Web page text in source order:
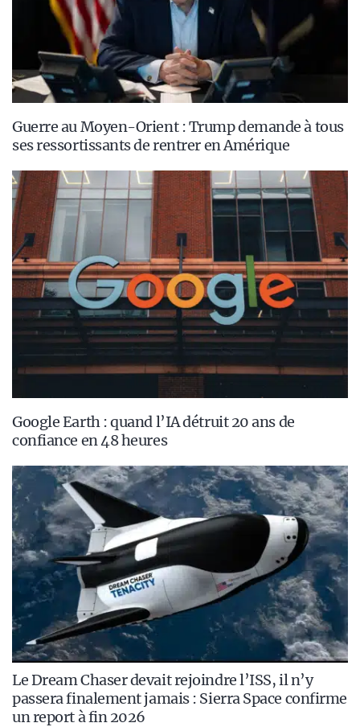
Guerre au Moyen-Orient : Trump demande à tous
ses ressortissants de rentrer en Amérique
Google Earth : quand l’IA détruit 20 ans de
confiance en 48 heures
Le Dream Chaser devait rejoindre l’ISS, il n’y
passera finalement jamais : Sierra Space confirme
un report à fin 2026